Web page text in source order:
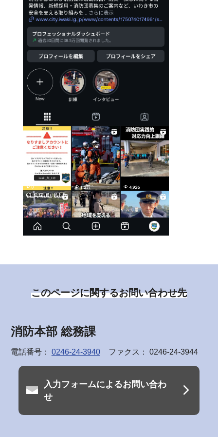
このページに関するお問い合わせ先
消防本部 総務課
電話番号： 0246-24-3940 ファクス： 0246-24-3944
入力フォームによるお問い合わ
せ